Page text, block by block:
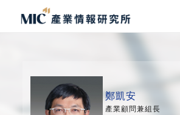
鄭凱安
產業顧問兼組長